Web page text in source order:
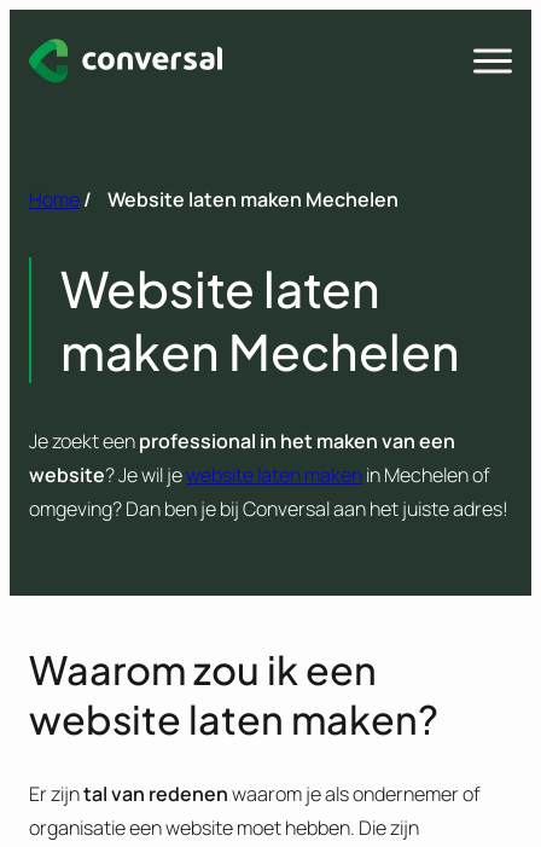
naar
Open
Home/ Website laten maken Mechelen
Website laten
maken Mechelen
Je zoekt eenprofessional in het maken van een
website? Je wil jewebsite laten makenin Mechelen of
omgeving? Dan ben je bij Conversal aan het juiste adres!
Waarom zou ik een
website laten maken?
Er zijntal van redenenwaarom je als ondernemer of
organisatie een website moet hebben. Die zijn